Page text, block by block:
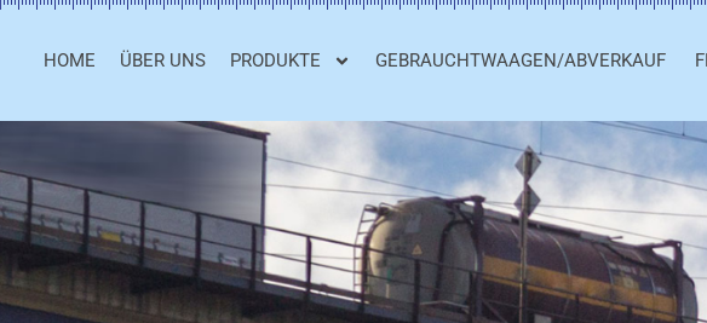
HOME ÜBER UNS PRODUKTE GEBRAUCHTWAAGEN/ABVERKAUF